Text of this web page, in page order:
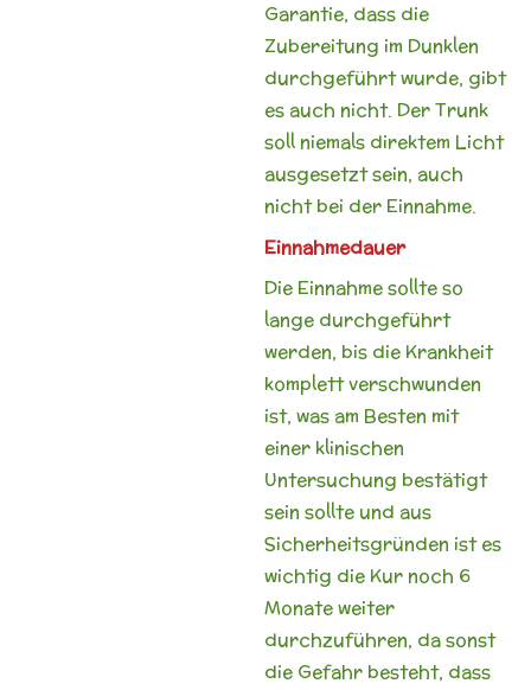
Garantie, dass die
Zubereitung im Dunklen
durchgeführt wurde, gibt
es auch nicht. Der Trunk
soll niemals direktem Licht
ausgesetzt sein, auch
nicht bei der Einnahme.
Einnahmedauer
Die Einnahme sollte so
lange durchgeführt
werden, bis die Krankheit
komplett verschwunden
ist, was am Besten mit
einer klinischen
Untersuchung bestätigt
sein sollte und aus
Sicherheitsgründen ist es
wichtig die Kur noch 6
Monate weiter
durchzuführen, da sonst
die Gefahr besteht, dass